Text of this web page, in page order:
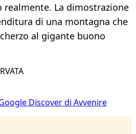
realmente. La dimostrazione
di una montagna che
al gigante buono
Discover di Avvenire